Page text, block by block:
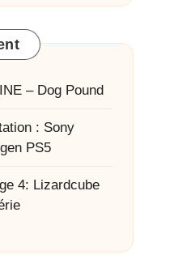
– Dog Pound
: Sony
PS5
4: Lizardcube